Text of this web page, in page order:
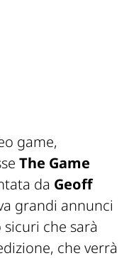
game,
The Game
da Geoff
grandi annunci
sicuri che sarà
che verrà